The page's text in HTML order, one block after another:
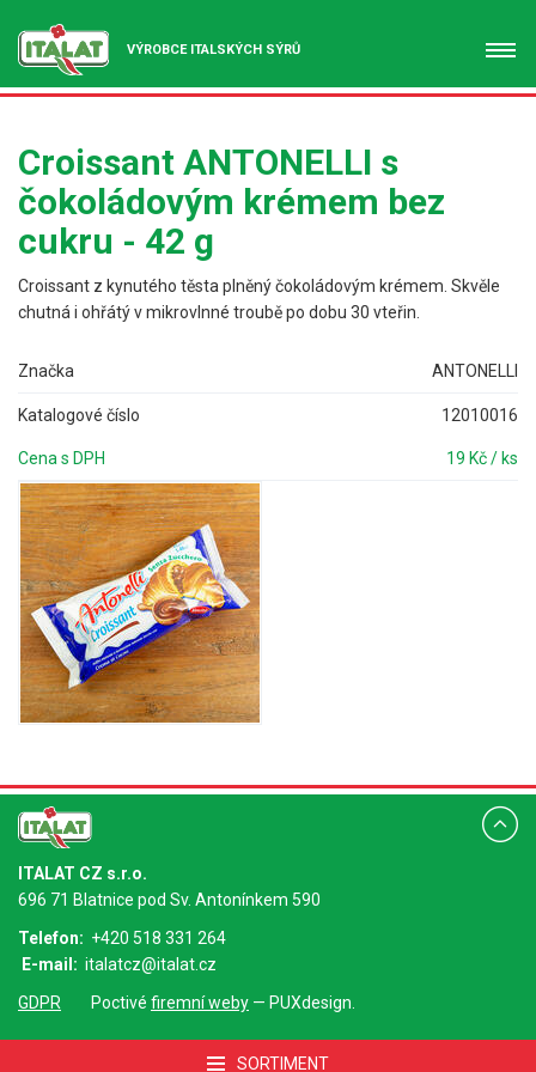
VÝROBCE ITALSKÝCH SÝRŮ
SORTIMENT
Croissant ANTONELLI s
čokoládovým krémem bez
cukru - 42 g
Croissant z kynutého těsta plněný čokoládovým krémem. Skvěle
chutná i ohřátý v mikrovlnné troubě po dobu 30 vteřin.
Značka ANTONELLI
Katalogové číslo 12010016
Cena s DPH 19 Kč / ks
ITALAT CZ s.r.o.
696 71 Blatnice pod Sv. Antonínkem 590
Telefon: +420 518 331 264
E-mail: italatcz@italat.cz
GDPR
Poctivé firemní weby — PUXdesign.